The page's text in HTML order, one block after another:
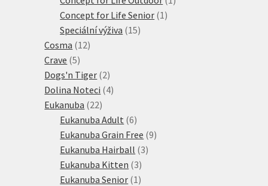
Concept for Life Senior 1 1
Speciální výživa 1515
Cosma 1212
Crave 55
produktů
Dogs'n Tiger 22
produkty
Dolina Noteci 44
Eukanuba 2222
produktů
Eukanuba Adult 66
produktů
Eukanuba Grain Free 99
Eukanuba Hairball 33
Eukanuba Kitten 33
produkty
Eukanuba Senior 1 1